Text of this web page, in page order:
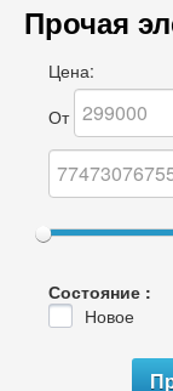
Прочая
Цена:
От
Состояние :
Новое